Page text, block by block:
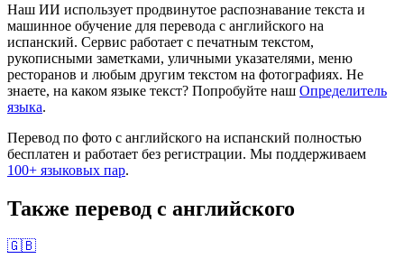
Наш ИИ использует продвинутое распознавание текста и
машинное обучение для перевода с английского на
испанский. Сервис работает с печатным текстом,
рукописными заметками, уличными указателями, меню
ресторанов и любым другим текстом на фотографиях. Не
знаете, на каком языке текст? Попробуйте наш Определитель
языка.
Перевод по фото с английского на испанский полностью
бесплатен и работает без регистрации. Мы поддерживаем
100+ языковых пар.
Также перевод с английского
🇬🇧